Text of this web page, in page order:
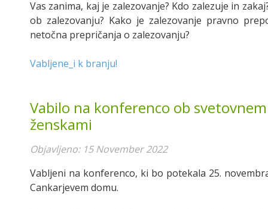
Vas zanima, kaj je zalezovanje? Kdo zalezuje in
ob zalezovanju? Kako je zalezovanje pravno
netočna prepričanja o zalezovanju?
Vabljene_i k branju!
Vabilo na konferenco ob
ženskami
Objavljeno: 15 November 2022
Vabljeni na konferenco, ki bo potekala 25.
Cankarjevem domu.